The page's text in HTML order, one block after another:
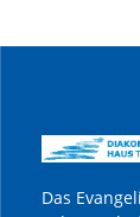
Das